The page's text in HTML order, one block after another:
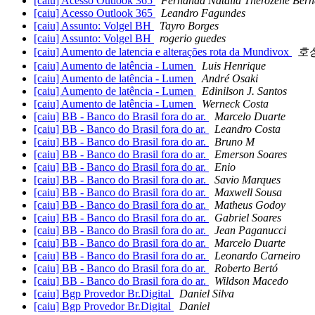
[caiu] Acesso Outlook 365
Leandro Fagundes
[caiu] Assunto: Volgel BH
Tayro Borges
[caiu] Assunto: Volgel BH
rogerio guedes
[caiu] Aumento de latencia e alterações rota da Mundivox
호
[caiu] Aumento de latência - Lumen
Luis Henrique
[caiu] Aumento de latência - Lumen
André Osaki
[caiu] Aumento de latência - Lumen
Edinilson J. Santos
[caiu] Aumento de latência - Lumen
Werneck Costa
[caiu] BB - Banco do Brasil fora do ar.
Marcelo Duarte
[caiu] BB - Banco do Brasil fora do ar.
Leandro Costa
[caiu] BB - Banco do Brasil fora do ar.
Bruno M
[caiu] BB - Banco do Brasil fora do ar.
Emerson Soares
[caiu] BB - Banco do Brasil fora do ar.
Enio
[caiu] BB - Banco do Brasil fora do ar.
Savio Marques
[caiu] BB - Banco do Brasil fora do ar.
Maxwell Sousa
[caiu] BB - Banco do Brasil fora do ar.
Matheus Godoy
[caiu] BB - Banco do Brasil fora do ar.
Gabriel Soares
[caiu] BB - Banco do Brasil fora do ar.
Jean Paganucci
[caiu] BB - Banco do Brasil fora do ar.
Marcelo Duarte
[caiu] BB - Banco do Brasil fora do ar.
Leonardo Carneiro
[caiu] BB - Banco do Brasil fora do ar.
Roberto Bertó
[caiu] BB - Banco do Brasil fora do ar.
Wildson Macedo
[caiu] Bgp Provedor Br.Digital
Daniel Silva
[caiu] Bgp Provedor Br.Digital
Daniel